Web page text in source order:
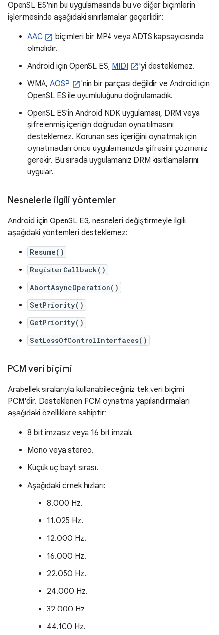
OpenSL ES'nin bu uygulamasında bu ve diğer biçimlerin
işlenmesinde aşağıdaki sınırlamalar geçerlidir:
AAC
biçimleri bir MP4 veya ADTS kapsayıcısında
olmalıdır.
Android için OpenSL ES, MIDI
'yi desteklemez.
WMA, AOSP
'nin bir parçası değildir ve Android için
OpenSL ES ile uyumluluğunu doğrulamadık.
OpenSL ES'in Android NDK uygulaması, DRM veya
şifrelenmiş içeriğin doğrudan oynatılmasını
desteklemez. Korunan ses içeriğini oynatmak için
oynatmadan önce uygulamanızda şifresini çözmeniz
gerekir. Bu sırada uygulamanız DRM kısıtlamalarını
uygular.
Nesnelerle ilgili yöntemler
Android için OpenSL ES, nesneleri değiştirmeyle ilgili
aşağıdaki yöntemleri desteklemez:
Resume()
RegisterCallback()
AbortAsyncOperation()
SetPriority()
GetPriority()
SetLossOfControlInterfaces()
PCM veri biçimi
Arabellek sıralarıyla kullanabileceğiniz tek veri biçimi
PCM'dir. Desteklenen PCM oynatma yapılandırmaları
aşağıdaki özelliklere sahiptir:
8 bit imzasız veya 16 bit imzalı.
Mono veya stereo.
Küçük uç bayt sırası.
Aşağıdaki örnek hızları:
8.000 Hz.
11.025 Hz.
12.000 Hz.
16.000 Hz.
22.050 Hz.
24.000 Hz.
32.000 Hz.
44.100 Hz.